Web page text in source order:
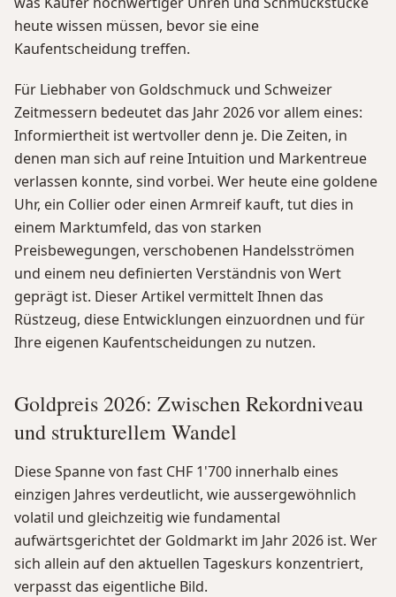
heute wissen müssen, bevor sie eine
Kaufentscheidung treffen.
Für Liebhaber von Goldschmuck und Schweizer
Zeitmessern bedeutet das Jahr 2026 vor allem eines:
Informiertheit ist wertvoller denn je. Die Zeiten, in
denen man sich auf reine Intuition und Markentreue
verlassen konnte, sind vorbei. Wer heute eine goldene
Uhr, ein Collier oder einen Armreif kauft, tut dies in
einem Marktumfeld, das von starken
Preisbewegungen, verschobenen Handelsströmen
und einem neu definierten Verständnis von Wert
geprägt ist. Dieser Artikel vermittelt Ihnen das
Rüstzeug, diese Entwicklungen einzuordnen und für
Ihre eigenen Kaufentscheidungen zu nutzen.
Goldpreis 2026: Zwischen Rekordniveau
und strukturellem Wandel
Diese Spanne von fast CHF 1'700 innerhalb eines
einzigen Jahres verdeutlicht, wie aussergewöhnlich
volatil und gleichzeitig wie fundamental
aufwärtsgerichtet der Goldmarkt im Jahr 2026 ist. Wer
sich allein auf den aktuellen Tageskurs konzentriert,
verpasst das eigentliche Bild.